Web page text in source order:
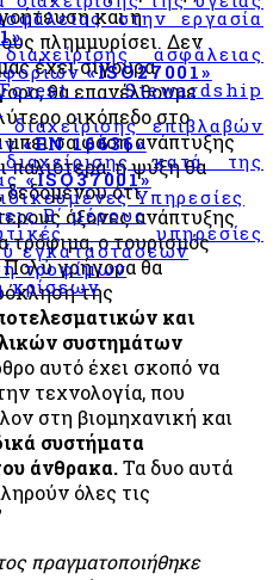
τον
2004»
την
στην εργασία
ασφάλειας
«ISO27001»
Stewardship
διαχείρισης επιβλαβών
«EN 16636»
κατά της
«ISO37001»
Υπηρεσίες
Β΄ μέρους
υπηρεσίες
εγκαταστάσεων
τροφίμων
κρίσεων
και η
πλημμυρίσει. Δεν
έχει σίγουρα
θα επανέλθουμε.
οικόπεδο στο
μπει σα φάση ανάπτυξης
παλιότερα, η ψύξη θα
δεδομένου ότι
άξονες ανάπτυξης
τρόφιμα, ο τουρισμός
γρήγορα θα
της
και
συστημάτων
αυτό έχει σκοπό να
τεχνολογία, που
στη βιομηχανική και
συστήματα
άνθρακα.Τα δυο αυτά
όλες τις
πραγματοποιήθηκε